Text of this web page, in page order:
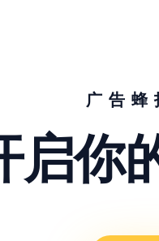
广告
启你